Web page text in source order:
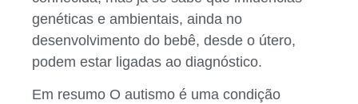
genéticas e ambientais, ainda no
desenvolvimento do bebê, desde o útero,
podem estar ligadas ao diagnóstico.
Em resumo O autismo é uma condição